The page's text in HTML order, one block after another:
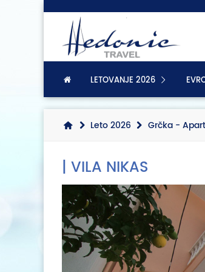
LETOVANJE 2026
Leto 2026 Grčka -
| VILA NIKAS